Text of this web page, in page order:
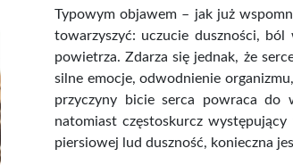
Typowym objawem – jak już
towarzyszyć: uczucie duszności,
powietrza. Zdarza się jednak, że
silne emocje, odwodnienie
przyczyny bicie serca powraca do
natomiast częstoskurcz
piersiowej lud duszność, konieczna